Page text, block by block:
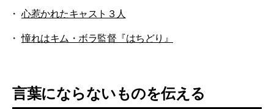
心惹かれたキャスト３人
憧れはキム・ボラ監督『はちどり』
言葉にならないものを伝える